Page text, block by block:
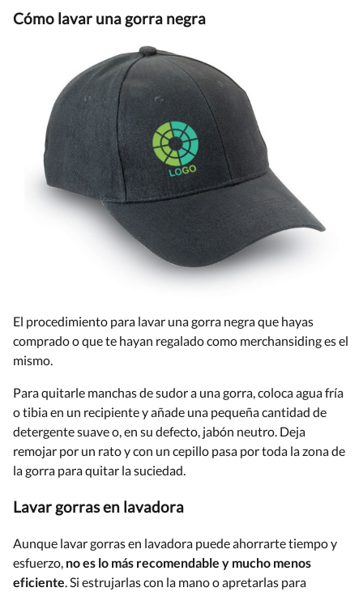
Cómo lavar una gorra negra
El procedimiento para lavar una gorra negra que hayas
comprado o que te hayan regalado como merchansiding es el
mismo.
Para quitarle manchas de sudor a una gorra, coloca agua fría
o tibia en un recipiente y añade una pequeña cantidad de
detergente suave o, en su defecto, jabón neutro. Deja
remojar por un rato y con un cepillo pasa por toda la zona de
la gorra para quitar la suciedad.
Lavar gorras en lavadora
Aunque lavar gorras en lavadora puede ahorrarte tiempo y
esfuerzo, no es lo más recomendable y mucho menos
eficiente . Si estrujarlas con la mano o apretarlas para